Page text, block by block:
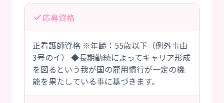
応募資格
正看護師資格 ※年齢：55歳以下（例外事由
3号のイ） ◆長期勤続によってキャリア形成
を図るという我が国の雇用慣行が一定の機
能を果たしている事に基づきます。